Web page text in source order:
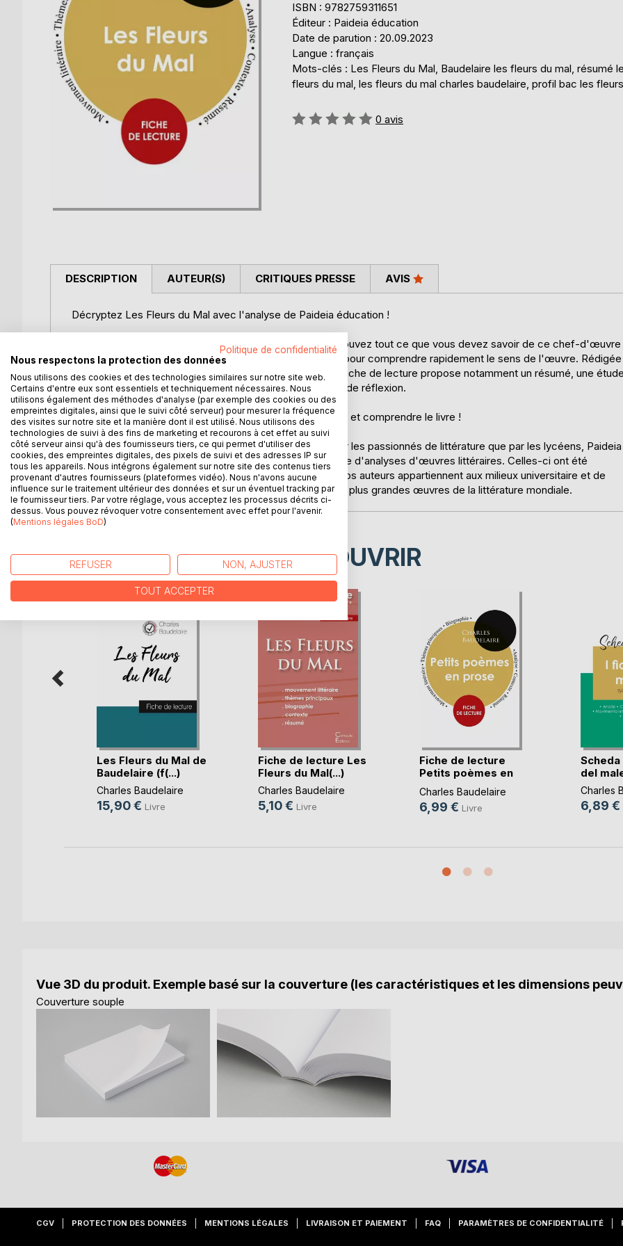
ISBN : 9782759311651
Éditeur : Paideia éducation
Date de parution : 20.09.2023
Langue : français
Mots-clés : Les Fleurs du Mal, Baudelaire les fleurs du mal, résumé
fleurs du mal, les fleurs du mal charles baudelaire, profil bac les
Évaluation:
0 avis
DESCRIPTION
Décryptez Les Fleurs du Mal avec l'analyse de Paideia éducation !
Que faut-il retenir du recueil de Charles Baudelaire ? Retrouvez tout ce que vous devez savoir de ce chef-d'œuvre
de la littérature française dans une analyse de référence pour comprendre rapidement le sens de l'œuvre. Rédigée
de manière claire et accessible par un enseignant, cette fiche de lecture propose notamment un résumé, une
des thèmes principaux, des clés de lecture et des pistes de réflexion.
Une analyse littéraire complète et détaillée pour mieux lire et comprendre le livre !
Paideia éducation en deux mots : Plébiscité aussi bien par les passionnés de littérature que par les lycéens, Paideia
éducation est considéré comme une référence en matière d'analyses d'œuvres littéraires. Celles-ci ont été
conçues pour guider les lecteurs à travers la littérature. Nos auteurs appartiennent aux milieux universitaire et de
l'éducation, gage de sérieux pour vous faire découvrir les plus grandes œuvres de la littérature mondiale.
AUTEUR(S) CRITIQUES PRESSE AVIS
D’AUTRES TITRES À DÉCOUVRIR
Les Fleurs du Mal de
Baudelaire (f(...)
Charles Baudelaire
15,90 € Livre
Fiche de lecture Les
Fleurs du Mal(...)
Charles Baudelaire
5,10 € Livre
Fiche de lecture
Petits poèmes en
(...)
Charles Baudelaire
6,99 € Livre
del
Charles
6,89 €
Vue 3D du produit. Exemple basé sur la couverture (les caractéristiques et les dimensions
Couverture souple
CGV PROTECTION DES DONNÉES MENTIONS LÉGALES LIVRAISON ET PAIEMENT FAQ PARAMÈTRES DE CONFIDENTIALITÉ
Politique de confidentialité
Nous respectons la protection des données
Nous utilisons des cookies et des technologies similaires sur notre site web.
Certains d'entre eux sont essentiels et techniquement nécessaires. Nous
utilisons également des méthodes d'analyse (par exemple des cookies ou des
empreintes digitales, ainsi que le suivi côté serveur) pour mesurer la fréquence
des visites sur notre site et la manière dont il est utilisé. Nous utilisons des
technologies de suivi à des fins de marketing et recourons à cet effet au suivi
côté serveur ainsi qu'à des fournisseurs tiers, ce qui permet d'utiliser des
cookies, des empreintes digitales, des pixels de suivi et des adresses IP sur
tous les appareils. Nous intégrons également sur notre site des contenus tiers
provenant d'autres fournisseurs (plateformes vidéo). Nous n'avons aucune
influence sur le traitement ultérieur des données et sur un éventuel tracking par
le fournisseur tiers. Par votre réglage, vous acceptez les processus décrits ci-
dessus. Vous pouvez révoquer votre consentement avec effet pour l'avenir.
(Mentions légales BoD)
REFUSER NON, AJUSTER
TOUT ACCEPTER